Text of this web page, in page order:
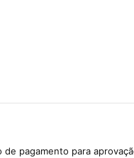
pagamento para